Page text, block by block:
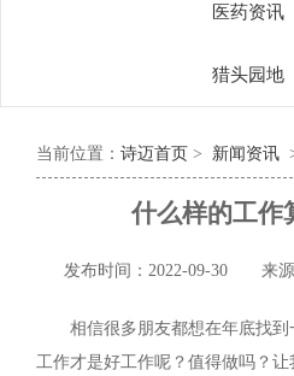
医药资讯
猎头园地
当前位置： 诗迈首页 > 新闻资讯
什么样的工作
发布时间：2022-09-30 来
相信很多朋友都想在年底找
工作才是好工作呢？值得做吗？让